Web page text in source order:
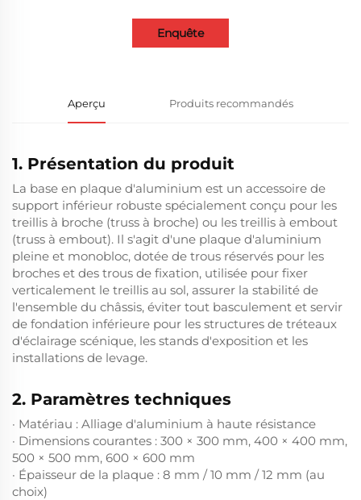
Enquête
Aperçu Produits recommandés
1. Présentation du produit
La base en plaque d'aluminium est un accessoire de
support inférieur robuste spécialement conçu pour les
treillis à broche (truss à broche) ou les treillis à embout
(truss à embout). Il s'agit d'une plaque d'aluminium
pleine et monobloc, dotée de trous réservés pour les
broches et des trous de fixation, utilisée pour fixer
verticalement le treillis au sol, assurer la stabilité de
l'ensemble du châssis, éviter tout basculement et servir
de fondation inférieure pour les structures de tréteaux
d'éclairage scénique, les stands d'exposition et les
installations de levage.
2. Paramètres techniques
· Matériau : Alliage d'aluminium à haute résistance
· Dimensions courantes : 300 × 300 mm, 400 × 400 mm,
500 × 500 mm, 600 × 600 mm
· Épaisseur de la plaque : 8 mm / 10 mm / 12 mm (au
choix)